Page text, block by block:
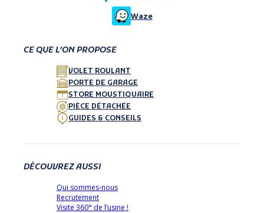
Waze
CE QUE L’ON PROPOSE
VOLET ROULANT
PORTE DE GARAGE
STORE MOUSTIQUAIRE
PIÈCE DÉTACHÉE
GUIDES & CONSEILS
DÉCOUVREZ AUSSI
Qui sommes-nous
Recrutement
Visite 360° de l’usine !